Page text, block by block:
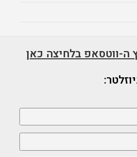
ה-ווטסאפ בלחיצה כאן